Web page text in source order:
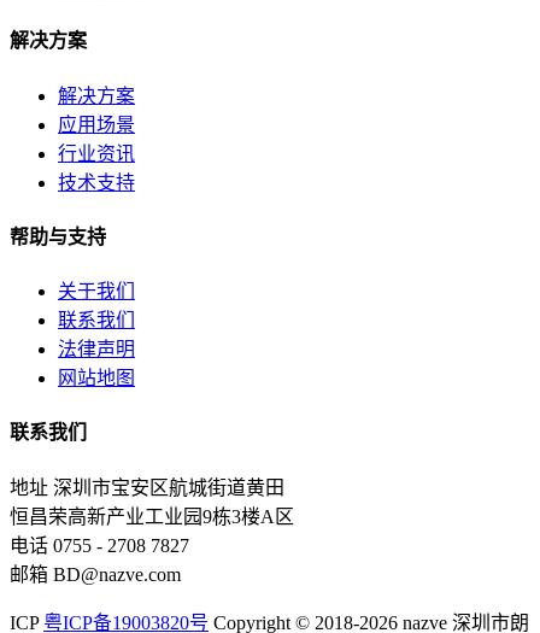
解决方案
解决方案
应用场景
行业资讯
技术支持
帮助与支持
关于我们
联系我们
法律声明
网站地图
联系我们
地址 深圳市宝安区航城街道黄田
恒昌荣高新产业工业园9栋3楼A区
电话 0755 - 2708 7827
邮箱 BD@nazve.com
ICP 粤ICP备19003820号 Copyright © 2018-2026 nazve 深圳市朗